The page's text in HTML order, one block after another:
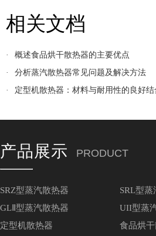
相关文档
·
概述食品烘干散热器的主要优点
·
分析蒸汽散热器常见问题及解决方法
·
定型机散热器：材料与耐用性的良好结
产品展示 PRODUCT
SRZ型蒸汽散热器 SRL型蒸
GLⅡ型蒸汽散热器
UII型蒸
定型机散热器
食品烘